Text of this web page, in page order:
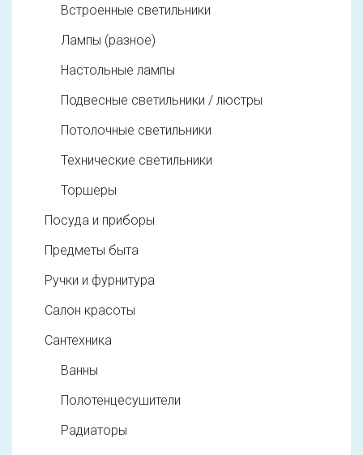
Встроенные светильники
Лампы (разное)
Настольные лампы
Подвесные светильники / люстры
Потолочные светильники
Технические светильники
Торшеры
Посуда и приборы
Предметы быта
Ручки и фурнитура
Салон красоты
Сантехника
Ванны
Полотенцесушители
Радиаторы